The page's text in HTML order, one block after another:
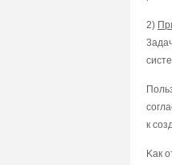
2)
к
Kaк